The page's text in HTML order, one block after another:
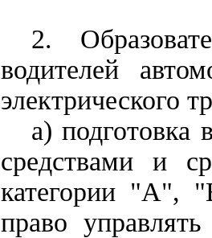
2.
водителей
электрического
а) подготовка
средствами и
категории "А",
право